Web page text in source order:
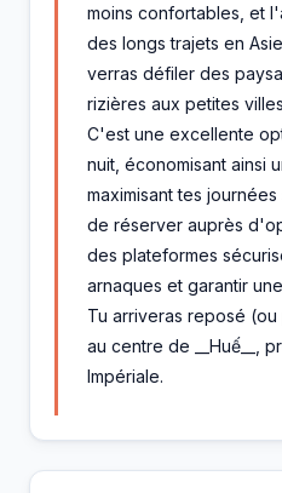
moins confortables, et
des longs trajets en
verras défiler des
rizières aux petites
C'est une excellente
nuit, économisant ainsi
maximisant tes
de réserver auprès
des plateformes
arnaques et garantir
Tu arriveras reposé
au centre de __Huế__,
Impériale.